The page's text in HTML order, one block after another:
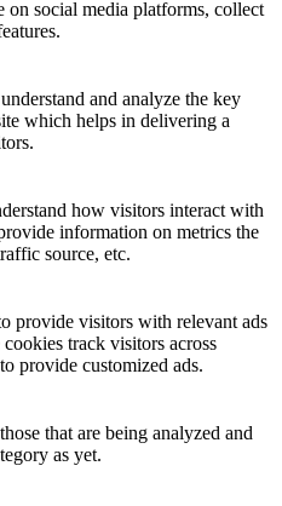
on social media platforms, collect
and analyze the key
which helps in delivering a
how visitors interact with
information on metrics the
source, etc.
provide visitors with relevant ads
track visitors across
provide customized ads.
that are being analyzed and
as yet.